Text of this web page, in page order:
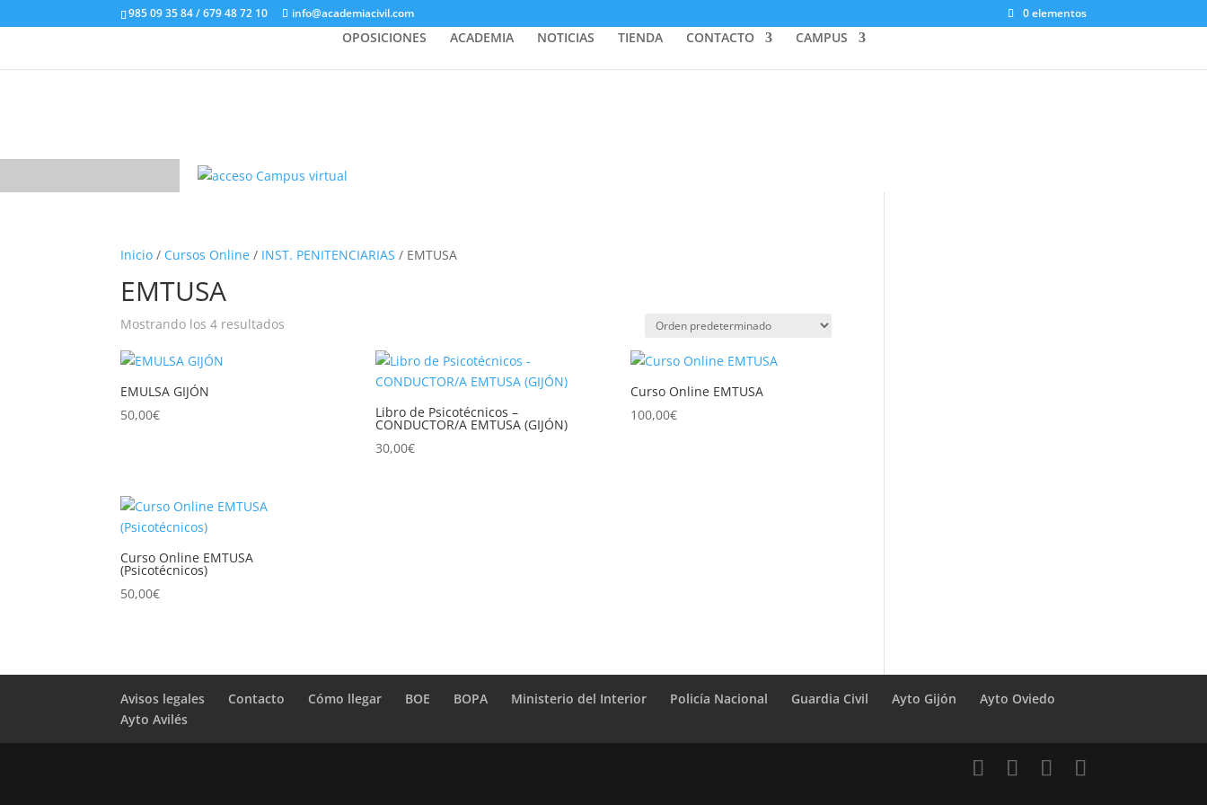
985 09 35 84 / 679 48 72 10 info@academiacivil.com 0 elementos
OPOSICIONES ACADEMIA NOTICIAS TIENDA CONTACTO CAMPUS
Inicio / Cursos Online / INST. PENITENCIARIAS / EMTUSA
EMTUSA
Mostrando los 4 resultados
EMULSA GIJÓN
50,00€ Libro de Psicotécnicos –
CONDUCTOR/A EMTUSA (GIJÓN)
30,00€
Curso Online EMTUSA
100,00€
Curso Online EMTUSA
(Psicotécnicos)
50,00€
Avisos legales Contacto Cómo llegar BOE BOPA Ministerio del Interior Policía Nacional Guardia Civil Ayto Gijón
Ayto Oviedo
Ayto Avilés